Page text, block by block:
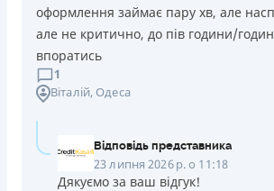
оформлення займає пару хв, але
але не критично, до пів години/
впоратись
1
Віталій, Одеса
Відповідь представника
23 липня 2026 р. о 11:18
Дякуємо за ваш відгук!